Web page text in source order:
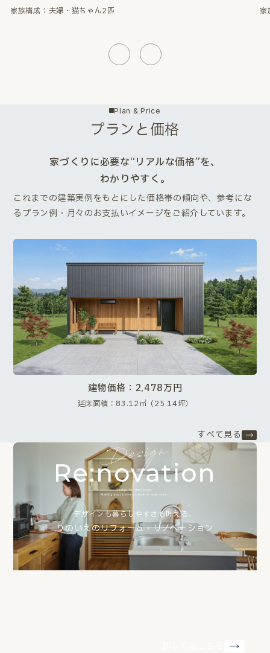
家族構成：夫婦・猫ちゃん2匹
Plan & Price
プランと価格
家づくりに必要な“リアルな価格”を、
わかりやすく。
これまでの建築実例をもとにした価格帯の傾向や、参考にな
るプラン例・月々のお支払いイメージをご紹介しています。
建物価格：2,478万円
延床面積：83.12㎡（25.14坪）
すべて見る
デザインも暮らしやすさも叶える、
りのいえのリフォーム・リノベーション